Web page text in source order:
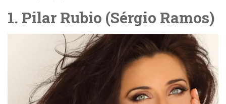
1. Pilar Rubio (Sérgio Ramos)